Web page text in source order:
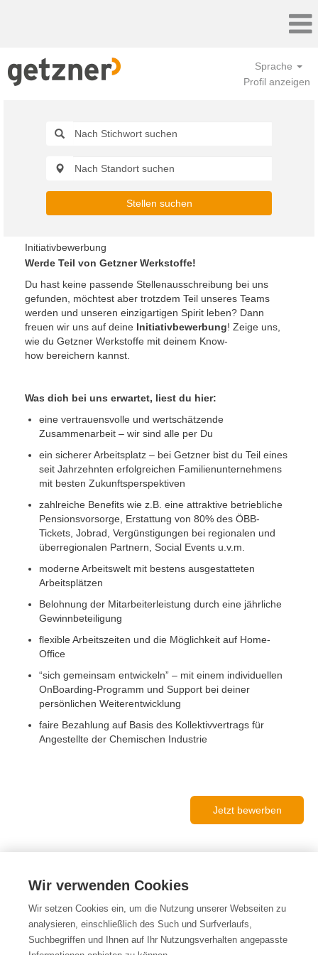
Sprache
Profil anzeigen
Stellen suchen
Initiativbewerbung
Werde Teil von Getzner Werkstoffe!
Du hast keine passende Stellenausschreibung bei uns
gefunden, möchtest aber trotzdem Teil unseres Teams
werden und unseren einzigartigen Spirit leben? Dann
freuen wir uns auf deine Initiativbewerbung! Zeige uns,
wie du Getzner Werkstoffe mit deinem Know-
how bereichern kannst.
Was dich bei uns erwartet, liest du hier:
eine vertrauensvolle und wertschätzende
Zusammenarbeit – wir sind alle per Du
ein sicherer Arbeitsplatz – bei Getzner bist du Teil eines
seit Jahrzehnten erfolgreichen Familienunternehmens
mit besten Zukunftsperspektiven
zahlreiche Benefits wie z.B. eine attraktive betriebliche
Pensionsvorsorge, Erstattung von 80% des ÖBB-
Tickets, Jobrad, Vergünstigungen bei regionalen und
überregionalen Partnern, Social Events u.v.m.
moderne Arbeitswelt mit bestens ausgestatteten
Arbeitsplätzen
Belohnung der Mitarbeiterleistung durch eine jährliche
Gewinnbeteiligung
flexible Arbeitszeiten und die Möglichkeit auf Home-
Office
“sich gemeinsam entwickeln” – mit einem individuellen
OnBoarding-Programm und Support bei deiner
persönlichen Weiterentwicklung
faire Bezahlung auf Basis des Kollektivvertrags für
Angestellte der Chemischen Industrie
Jetzt bewerben
IMPRESSUM
DATENSCHUTZERKLÄRUNG
Wir verwenden Cookies
Wir setzen Cookies ein, um die Nutzung unserer Webseiten zu
analysieren, einschließlich des Such und Surfverlaufs,
Suchbegriffen und Ihnen auf Ihr Nutzungsverhalten angepasste